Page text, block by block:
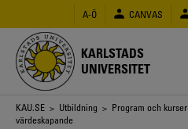
huvudinnehåll
A-Ö CANVAS
KARLSTADS
UNIVERSITET
Länkstig
KAU.SE > Utbildning > Program och kurser
värdeskapande